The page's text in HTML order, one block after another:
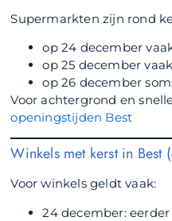
Supermarkten zijn rond
op 24 december
op 25 december
op 26 december
Voor achtergrond en
openingstijden Best
Winkels met kerst in Best
Voor winkels geldt vaak:
24 december: